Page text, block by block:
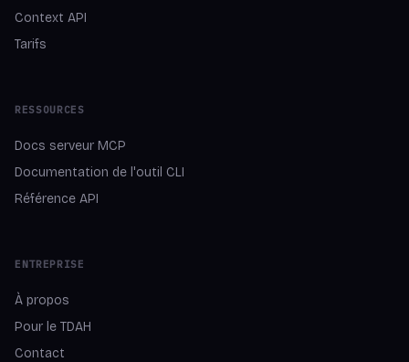
Context API
Tarifs
RESSOURCES
Docs serveur MCP
Documentation de l'outil CLI
Référence API
ENTREPRISE
À propos
Pour le TDAH
Contact